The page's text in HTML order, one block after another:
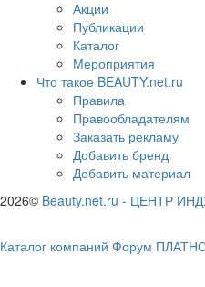
Акции
Публикации
Каталог
Мероприятия
Что такое BEAUTY.net.ru
Правила
Правообладателям
Заказать рекламу
Добавить бренд
Добавить материал
2026© Beauty.net.ru - ЦЕНТР
Каталог компаний Форум